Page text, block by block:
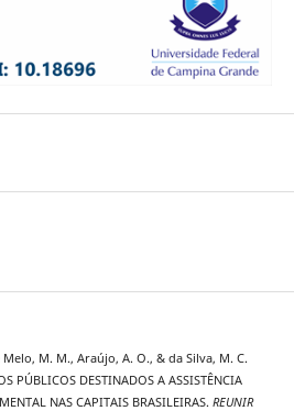
Melo, M. M., Araújo, A. O., & da Silva, M. C.
PÚBLICOS DESTINADOS A ASSISTÊNCIA
NAS CAPITAIS BRASILEIRAS. REUNIR